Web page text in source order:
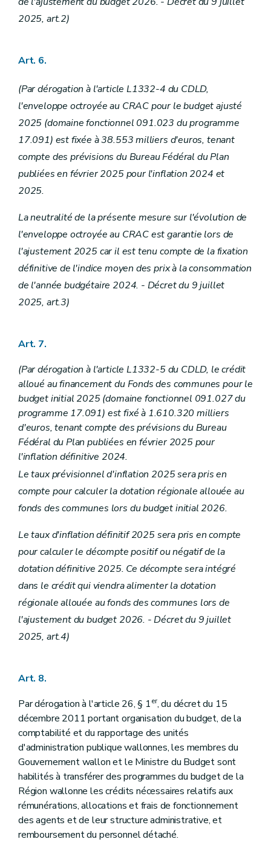
Art. 155
Art. 156
Art. 159
Art. 162
Art. 163
Art. 164
Art. 165
Chapitre 10 Dispositions finales
Art. 166
Annexe
2025, art.2)
Art. 6.
(Par dérogation à l'article L1332-4 du CDLD,
l'enveloppe octroyée au CRAC pour le budget ajusté
2025 (domaine fonctionnel 091.023 du programme
17.091) est fixée à 38.553 milliers d'euros, tenant
compte des prévisions du Bureau Fédéral du Plan
publiées en février 2025 pour l'inflation 2024 et
2025.
La neutralité de la présente mesure sur l'évolution de
l'enveloppe octroyée au CRAC est garantie lors de
l'ajustement 2025 car il est tenu compte de la fixation
définitive de l'indice moyen des prix à la consommation
de l'année budgétaire 2024. - Décret du 9 juillet
2025, art.3)
Art. 7.
(Par dérogation à l'article L1332-5 du CDLD, le crédit
alloué au financement du Fonds des communes pour le
budget initial 2025 (domaine fonctionnel 091.027 du
programme 17.091) est fixé à 1.610.320 milliers
d'euros, tenant compte des prévisions du Bureau
Fédéral du Plan publiées en février 2025 pour
l'inflation définitive 2024.
Le taux prévisionnel d'inflation 2025 sera pris en
compte pour calculer la dotation régionale allouée au
fonds des communes lors du budget initial 2026.
Le taux d'inflation définitif 2025 sera pris en compte
pour calculer le décompte positif ou négatif de la
dotation définitive 2025. Ce décompte sera intégré
dans le crédit qui viendra alimenter la dotation
régionale allouée au fonds des communes lors de
l'ajustement du budget 2026. - Décret du 9 juillet
2025, art.4)
Art. 8.
Par dérogation à l'article 26, § 1er, du décret du 15
décembre 2011 portant organisation du budget, de la
comptabilité et du rapportage des unités
d'administration publique wallonnes, les membres du
Gouvernement wallon et le Ministre du Budget sont
habilités à transférer des programmes du budget de la
Région wallonne les crédits nécessaires relatifs aux
rémunérations, allocations et frais de fonctionnement
des agents et de leur structure administrative, et
remboursement du personnel détaché.